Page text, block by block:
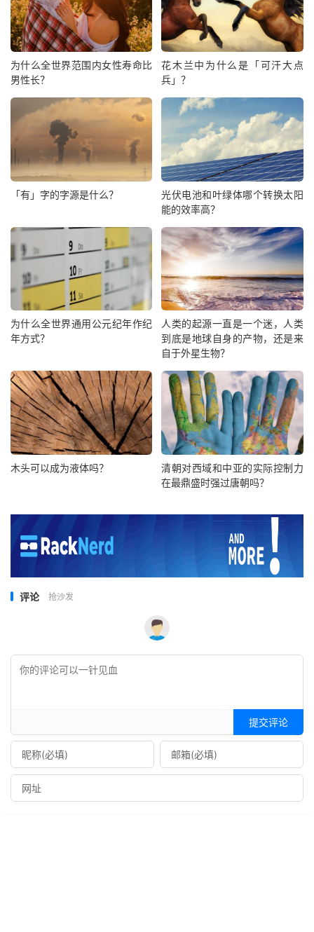
为什么全世界范围内女性寿命比
男性长？
花木兰中为什么是「可汗大点
兵」？
「有」字的字源是什么？
光伏电池和叶绿体哪个转换太阳
能的效率高？
为什么全世界通用公元纪年作纪
年方式？
人类的起源一直是一个迷，人类
到底是地球自身的产物，还是来
自于外星生物？
木头可以成为液体吗？
清朝对西域和中亚的实际控制力
在最鼎盛时强过唐朝吗？
评论 抢沙发
提交评论